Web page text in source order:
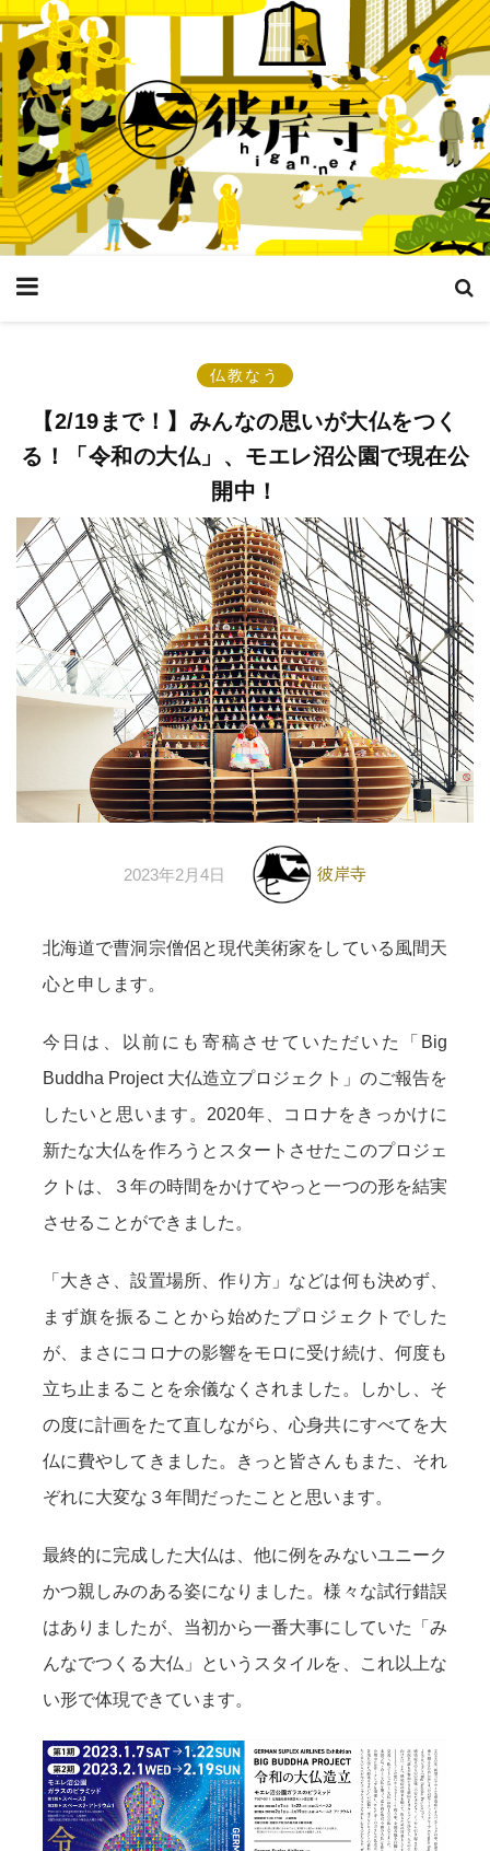
仏教なう
【2/19まで！】みんなの思いが大仏をつく
る！「令和の大仏」、モエレ沼公園で現在公
開中！
2023年2月4日 彼岸寺
北海道で曹洞宗僧侶と現代美術家をしている風間天
心と申します。
今日は、以前にも寄稿させていただいた「Big
Buddha Project 大仏造立プロジェクト」のご報告を
したいと思います。2020年、コロナをきっかけに
新たな大仏を作ろうとスタートさせたこのプロジェ
クトは、３年の時間をかけてやっと一つの形を結実
させることができました。
「大きさ、設置場所、作り方」などは何も決めず、
まず旗を振ることから始めたプロジェクトでした
が、まさにコロナの影響をモロに受け続け、何度も
立ち止まることを余儀なくされました。しかし、そ
の度に計画をたて直しながら、心身共にすべてを大
仏に費やしてきました。きっと皆さんもまた、それ
ぞれに大変な３年間だったことと思います。
最終的に完成した大仏は、他に例をみないユニーク
かつ親しみのある姿になりました。様々な試行錯誤
はありましたが、当初から一番大事にしていた「み
んなでつくる大仏」というスタイルを、これ以上な
い形で体現できています。